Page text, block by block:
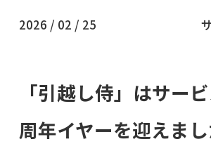
2026 / 02 / 25
「引越し侍」はサー
周年イヤーを迎えま